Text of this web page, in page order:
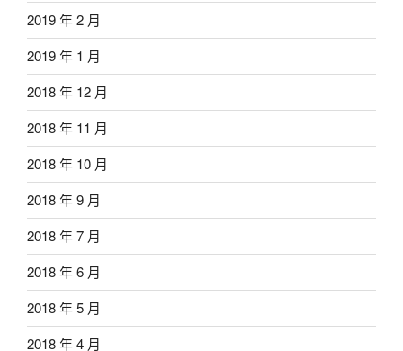
2019 年 2 月
2019 年 1 月
2018 年 12 月
2018 年 11 月
2018 年 10 月
2018 年 9 月
2018 年 7 月
2018 年 6 月
2018 年 5 月
2018 年 4 月